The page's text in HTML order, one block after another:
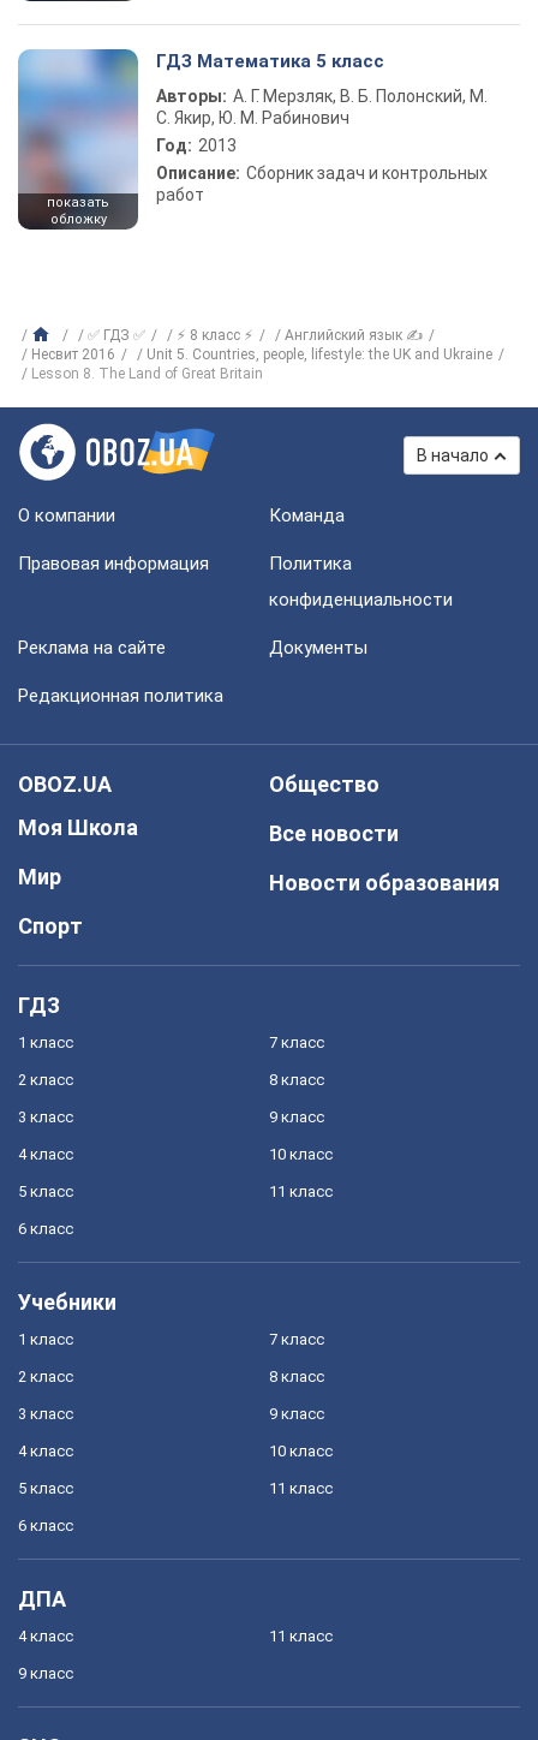
показать
обложку
ГДЗ Математика 5 класс
Авторы: А. Г. Мерзляк, В. Б. Полонский, М.
С. Якир, Ю. М. Рабинович
Год: 2013
Описание: Сборник задач и контрольных
работ
✅ ГДЗ ✅ ⚡ 8 класс ⚡
Английский язык ✍
Несвит 2016
Unit 5. Countries, people, lifestyle: the UK and Ukraine
Lesson 8. The Land of Great Britain
В начало
О компании Команда
Правовая информация
Политика
конфиденциальности
Реклама на сайте Документы
Редакционная политика
OBOZ.UA
Моя Школа
Мир
Спорт
Общество
Все новости
Новости образования
ГДЗ
1 класс
2 класс
3 класс
4 класс
5 класс
6 класс
7 класс
8 класс
9 класс
10 класс
11 класс
Учебники
1 класс
2 класс
3 класс
4 класс
5 класс
6 класс
7 класс
8 класс
9 класс
10 класс
11 класс
ДПА
4 класс
9 класс
11 класс